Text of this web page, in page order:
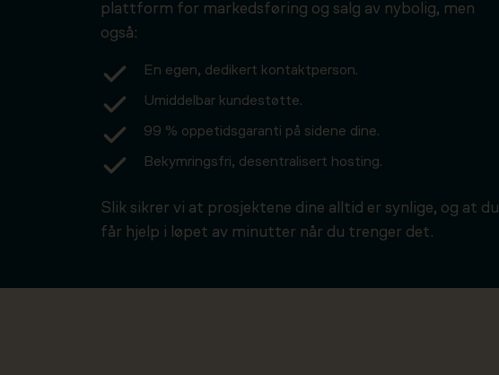
plattform for markedsføring og salg av nybolig, men
også:
En egen, dedikert kontaktperson.
Umiddelbar kundestøtte.
99 % oppetidsgaranti på sidene dine.
Bekymringsfri, desentralisert hosting.
Slik sikrer vi at prosjektene dine alltid er synlige, og at du
får hjelp i løpet av minutter når du trenger det.